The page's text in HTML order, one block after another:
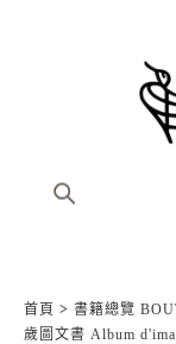
首頁 > 書籍總覽
歲圖文書 Album